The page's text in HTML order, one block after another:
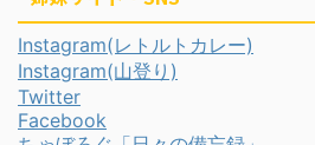
Instagram(レトルトカレー)
Instagram(山登り)
Twitter
Facebook